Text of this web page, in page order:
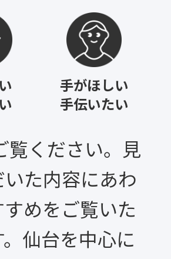
手がほしい
手伝いたい
覧ください。見
いた内容にあわ
めをご覧いた
仙台を中心に